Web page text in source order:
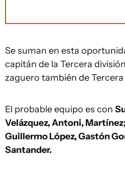
Se suman en esta
capitán de la Tercera
zaguero también de
El probable equipo es con
Velázquez, Antoni,
Guillermo López, Gastón
Santander.